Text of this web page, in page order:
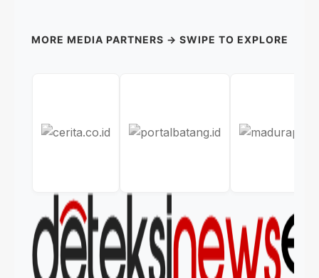
MORE MEDIA PARTNERS → SWIPE TO EXPLORE